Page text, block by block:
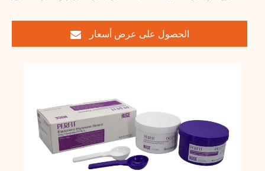
الحصول على عرض أسعار